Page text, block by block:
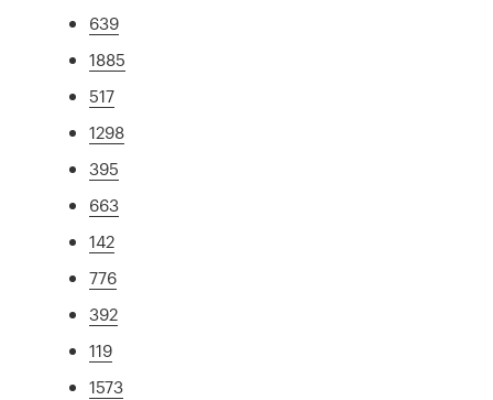
639
1885
517
1298
395
663
142
776
392
119
1573